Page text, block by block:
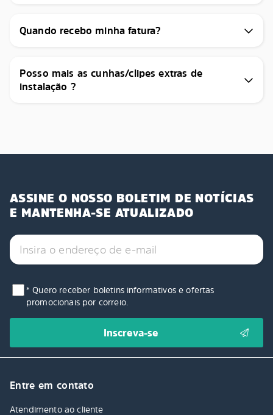
Quando recebo minha fatura?
Posso mais as cunhas/clipes extras de
instalação ?
ASSINE O NOSSO BOLETIM DE NOTÍCIAS
E MANTENHA-SE ATUALIZADO
* Quero receber boletins informativos e ofertas
promocionais por correio.
Entre em contato
Atendimento ao cliente